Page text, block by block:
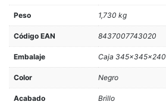
Peso 1,730 kg
Código EAN 8437007743020
Embalaje Caja 345x345x240
Color Negro
Acabado Brillo